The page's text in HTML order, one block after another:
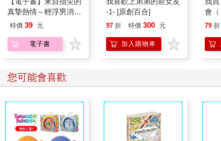
真摯熱情～輕浮男消防
員帶著熱烈眼神擁抱我
特價 39 元
電子書
-1- [原創百合]
97 折 特價 300 元
加入購物車
會
下
79 折
您可能會喜歡